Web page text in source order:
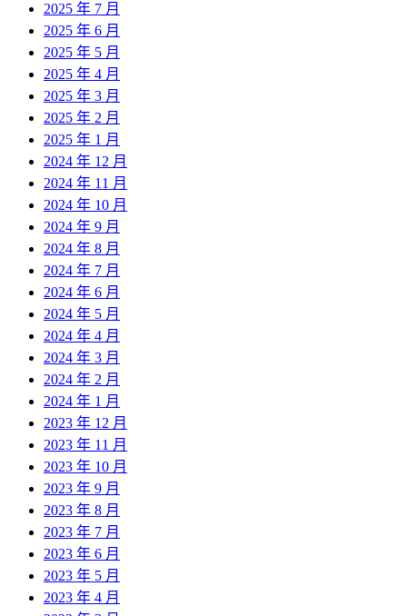
2025 年 7 月
2025 年 6 月
2025 年 5 月
2025 年 4 月
2025 年 3 月
2025 年 2 月
2025 年 1 月
2024 年 12 月
2024 年 11 月
2024 年 10 月
2024 年 9 月
2024 年 8 月
2024 年 7 月
2024 年 6 月
2024 年 5 月
2024 年 4 月
2024 年 3 月
2024 年 2 月
2024 年 1 月
2023 年 12 月
2023 年 11 月
2023 年 10 月
2023 年 9 月
2023 年 8 月
2023 年 7 月
2023 年 6 月
2023 年 5 月
2023 年 4 月